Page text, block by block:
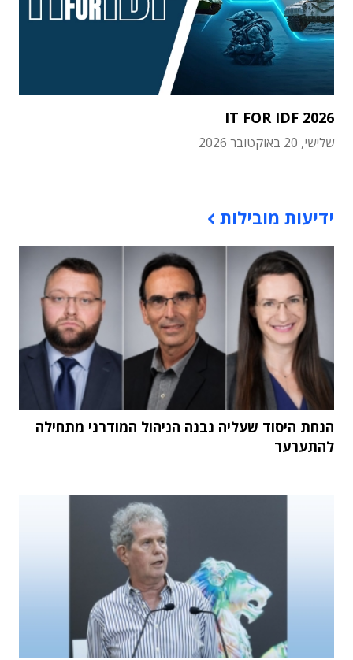
IT FOR IDF 2026
שלישי, 20 באוקטובר 2026
ידיעות מובילות
הנחת היסוד שעליה נבנה הניהול המודרני מתחילה
להתערער